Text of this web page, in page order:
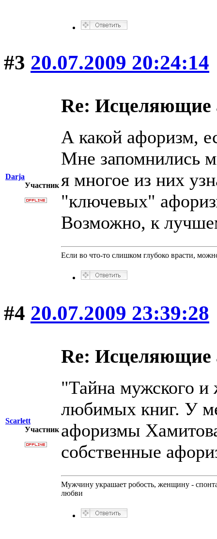
#3 20.07.2009 20:24:14
Darja
Участник
Re: Исцеляющие
А какой афоризм,
Мне запомнились
я многое из них
"ключевых"
Возможно, к
Если во что-то слишком глубоко врасти,
#4 20.07.2009 23:39:28
Scarlett
Участник
Re: Исцеляющие
"Тайна мужского и
любимых книг. У
афоризмы
собственные
Мужчину украшает робость, женщину -
любви